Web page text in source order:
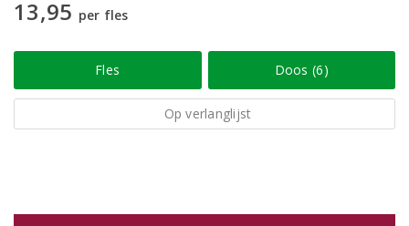
13,95 per fles
Fles Doos (6)
Op verlanglijst